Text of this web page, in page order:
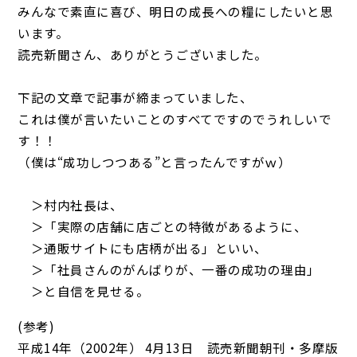
みんなで素直に喜び、明日の成長への糧にしたいと思
います。
読売新聞さん、ありがとうございました。
下記の文章で記事が締まっていました、
これは僕が言いたいことのすべてですのでうれしいで
す！！
（僕は“成功しつつある”と言ったんですがｗ）
＞村内社長は、
＞「実際の店舗に店ごとの特徴があるように、
＞通販サイトにも店柄が出る」といい、
＞「社員さんのがんばりが、一番の成功の理由」
＞と自信を見せる。
(参考)
平成14年（2002年） 4月13日 読売新聞朝刊・多摩版